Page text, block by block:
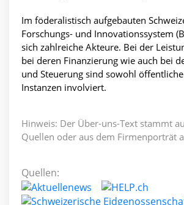
Im föderalistisch aufgebauten
Forschungs- und Innovationssystem
sich zahlreiche Akteure. Bei der
bei deren Finanzierung wie auch bei
und Steuerung sind sowohl
Instanzen involviert.
Hinweis: Der Über-uns-Text stammt
Quellen oder aus dem Firmenporträt
Quellen: